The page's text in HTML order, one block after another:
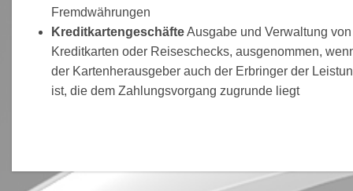
Fremdwährungen
KreditkartengeschäfteAusgabe und Verwaltung von
Kreditkarten oder Reiseschecks, ausgenommen,
der Kartenherausgeber auch der Erbringer der
ist, die dem Zahlungsvorgang zugrunde liegt